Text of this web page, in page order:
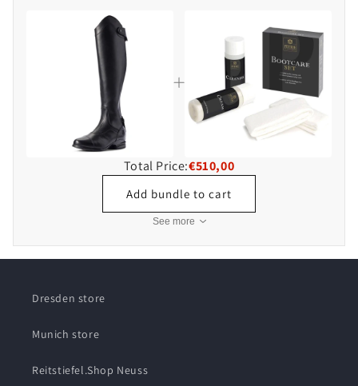
Total Price:€510,00
Add bundle to cart
See more
Dresden store
Munich store
Reitstiefel.Shop Neuss